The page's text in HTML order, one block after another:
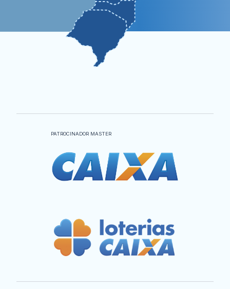
PATROCINADOR MASTER